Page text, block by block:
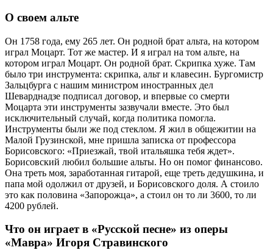
О своем альте
Он 1758 года, ему 265 лет. Он родной брат альта, на котором
играл Моцарт. Тот же мастер. И я играл на том альте, на
котором играл Моцарт. Он родной брат. Скрипка хуже. Там
было три инструмента: скрипка, альт и клавесин. Бургомистр
Зальцбурга с нашим министром иностранных дел
Шеварднадзе подписал договор, и впервые со смерти
Моцарта эти инструменты зазвучали вместе. Это был
исключительный случай, когда политика помогла.
Инструменты были же под стеклом. Я жил в общежитии на
Малой Грузинской, мне пришла записка от профессора
Борисовского: «Приезжай, твой итальяшка тебя ждет».
Борисовский любил большие альты. Но он помог финансово.
Она треть моя, заработанная гитарой, еще треть дедушкина, и
папа мой одолжил от друзей, и Борисовского доля. А стоило
это как половина «Запорожца», а стоил он то ли 3600, то ли
4200 рублей.
Что он играет в «Русской песне» из оперы
«Мавра» Игоря Стравинского